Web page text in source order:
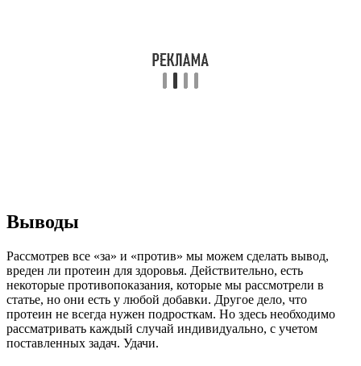
Выводы
Рассмотрев все «за» и «против» мы можем сделать вывод,
вреден ли протеин для здоровья. Действительно, есть
некоторые противопоказания, которые мы рассмотрели в
статье, но они есть у любой добавки. Другое дело, что
протеин не всегда нужен подросткам. Но здесь необходимо
рассматривать каждый случай индивидуально, с учетом
поставленных задач. Удачи.